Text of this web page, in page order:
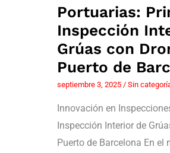
Portuarias:
Inspección
Grúas con
Puerto de
septiembre 3, 2025 / Sin
Innovación en
Inspección Interior de
Puerto de Barcelona En